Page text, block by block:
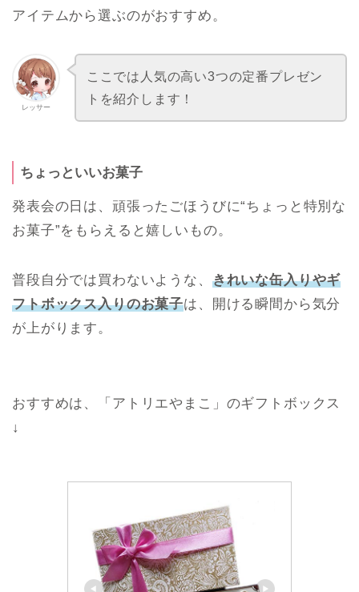
アイテムから選ぶのがおすすめ。
レッサー
ここでは人気の高い3つの定番プレゼン
トを紹介します！
ちょっといいお菓子
発表会の日は、頑張ったごほうびに“ちょっと特別な
お菓子”をもらえると嬉しいもの。
普段自分では買わないような、 きれいな缶入りやギ
フトボックス入りのお菓子は、開ける瞬間から気分
が上がります。
おすすめは、「アトリエやまこ」のギフトボックス
↓